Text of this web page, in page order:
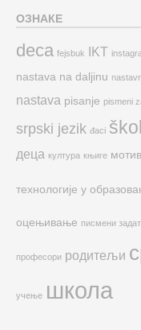
ОЗНАКЕ
deca fejsbuk IKT
nastava na daljinu
nastava pisanje pismeni
srpski jezik đaci
деца култура књиге
технологије у
оцењивање писмени
професори родитељи
учење школа